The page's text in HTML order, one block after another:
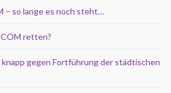
– so lange es noch steht…
retten?
gegen Fortführung der städtischen